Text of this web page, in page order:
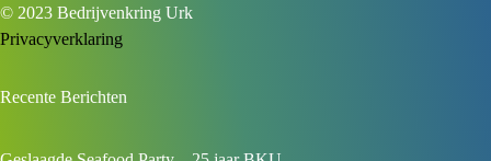
© 2023 Bedrijvenkring Urk
Privacyverklaring
Recente Berichten